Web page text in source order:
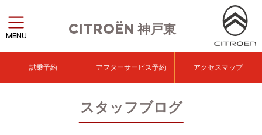
CITROËN神戸東
MENU
試乗予約 アフターサービス予約 アクセスマップ
スタッフブログ